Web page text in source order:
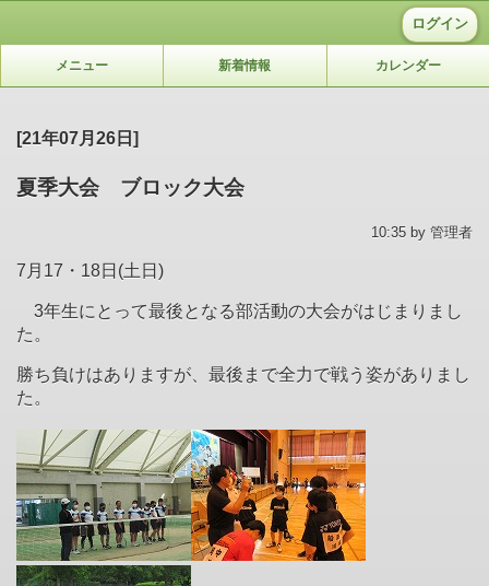
ログイン
メニュー 新着情報 カレンダー
[21年07月26日]
夏季大会 ブロック大会
10:35 by 管理者
7 月 17 ・ 18日 (土日 )
3年生にとって最後となる部活動の大会がはじまりまし
た。
勝ち負けはありますが、最後まで全力で戦う姿がありまし
た。